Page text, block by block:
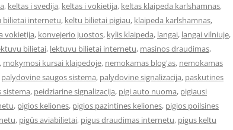
, keltas i svedija, keltas i vokietija, keltas klaipeda karlshamnas,
bilietai internetu, keltu bilietai pigiau, klaipeda karlshamnas,
vokietija, konvejerio juostos, kylis klaipeda, langai, langai vilniuje,
bilietai, lektuvu bilietai internetu, masinos draudimas,
, mokymosi kursai klaipedoje, nemokamas blog'as, nemokamas
palydovine saugos sistema, palydovine signalizacija, paskutines
sistema, peidziarine signalizacija, pigi auto nuoma, pigiausi
, pigios keliones, pigios pazintines keliones, pigios poilsines
, pigūs aviabilietai, pigus draudimas internetu, pigus keltu